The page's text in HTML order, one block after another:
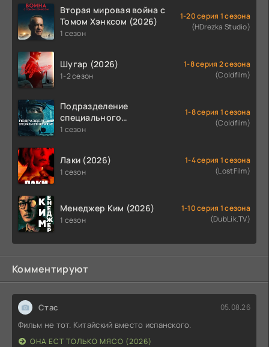
Вторая мировая война с
Томом Хэнксом (2026)
1 сезон
1-20 серия 1 сезона
(HDrezka Studio)
Шугар (2026)
1-2 сезон
1-8 серия 2 сезона
(Coldfilm)
Подразделение
специального
назначения (2026)
1 сезон
1-8 серия 1 сезона
(Coldfilm)
Лаки (2026)
1 сезон
1-4 серия 1 сезона
(LostFilm)
Менеджер Ким (2026)
1 сезон
1-10 серия 1 сезона
(DubLik.TV)
Комментируют
Стас 05.08.26
Фильм не тот. Китайский вместо испанского.
ОНА ЕСТ ТОЛЬКО МЯСО (2026)